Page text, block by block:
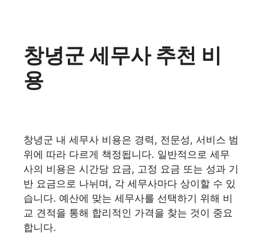
창녕군 세무사 추천 비
용
창녕군 내 세무사 비용은 경력, 전문성, 서비스 범
위에 따라 다르게 책정됩니다. 일반적으로 세무
사의 비용은 시간당 요금, 고정 요금 또는 성과 기
반 요금으로 나뉘며, 각 세무사마다 상이할 수 있
습니다. 예산에 맞는 세무사를 선택하기 위해 비
교 견적을 통해 합리적인 가격을 찾는 것이 중요
합니다.